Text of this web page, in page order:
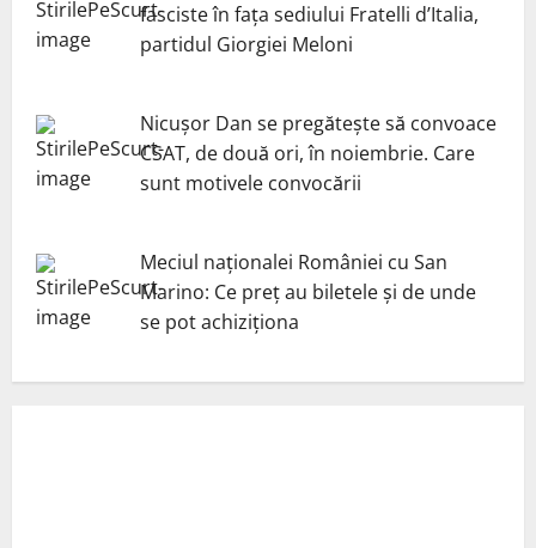
fasciste în fața sediului Fratelli d’Italia,
partidul Giorgiei Meloni
Nicuşor Dan se pregăteşte să convoace
CSAT, de două ori, în noiembrie. Care
sunt motivele convocării
Meciul naționalei României cu San
Marino: Ce preț au biletele și de unde
se pot achiziționa